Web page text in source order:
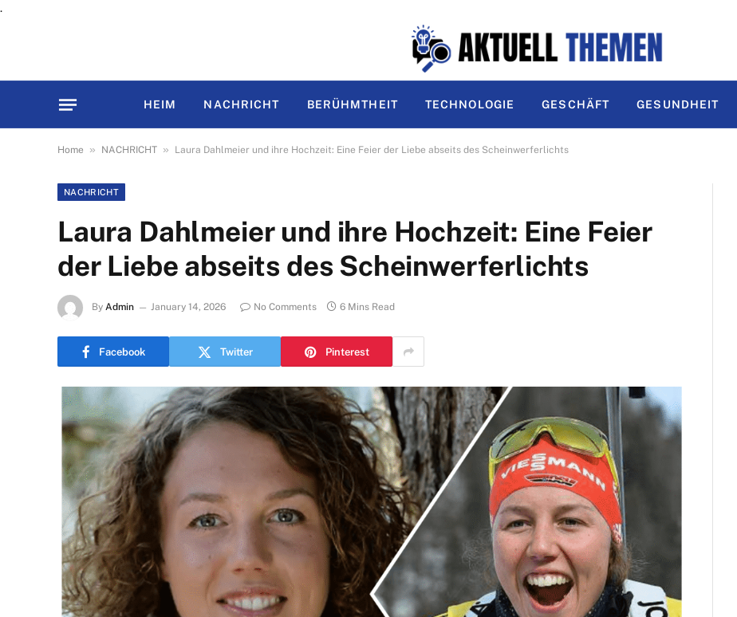
.
HEIM NACHRICHT BERÜHMTHEIT TECHNOLOGIE GESCHÄFT GESUNDHEIT
Home » NACHRICHT » Laura Dahlmeier und ihre Hochzeit: Eine Feier der Liebe abseits des Scheinwerferlichts
NACHRICHT
Laura Dahlmeier und ihre Hochzeit: Eine Feier
der Liebe abseits des Scheinwerferlichts
By Admin January 14, 2026 No Comments 6 Mins Read
Facebook Twitter Pinterest